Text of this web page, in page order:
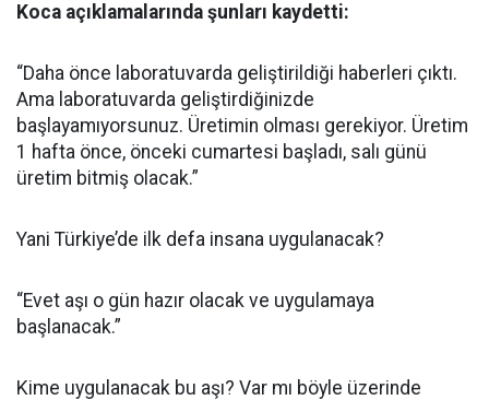
Koca açıklamalarında şunları kaydetti:
“Daha önce laboratuvarda geliştirildiği haberleri çıktı.
Ama laboratuvarda geliştirdiğinizde
başlayamıyorsunuz. Üretimin olması gerekiyor. Üretim
1 hafta önce, önceki cumartesi başladı, salı günü
üretim bitmiş olacak.”
Yani Türkiye’de ilk defa insana uygulanacak?
“Evet aşı o gün hazır olacak ve uygulamaya
başlanacak.”
Kime uygulanacak bu aşı? Var mı böyle üzerinde